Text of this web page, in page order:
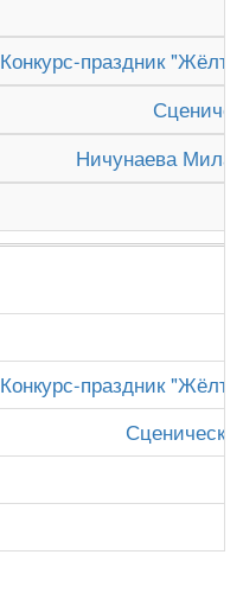
Конкурс-праздник
Ничунаева
Конкурс-праздник